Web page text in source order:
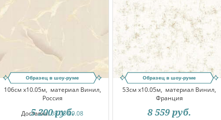
Образец в шоу-руме
106см x10.05м, материал Винил,
Россия
Доставка:08.08-09.08
5 200 руб.
Образец в шоу-руме
53см x10.05м, материал Винил,
Франция
8 559 руб.